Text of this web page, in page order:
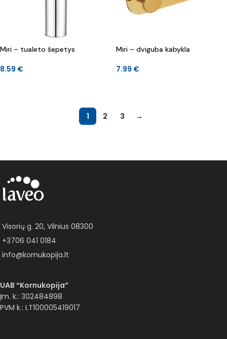
Miri – tualeto šepetys
8.59 €
Miri – dviguba kabykla
7.99 €
1 2 3 →
Visorių g. 20, Vilnius 08300
+3706 041 0184
info@kornukopija.lt
UAB “Kornukopija”
Įm. k.: 302484898
PVM k.: LT100005419017